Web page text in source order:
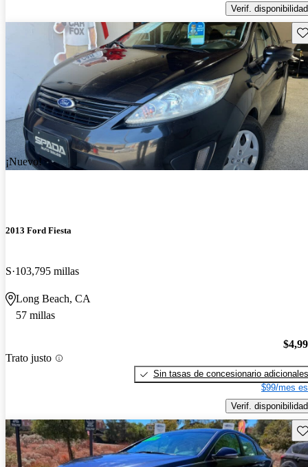
Verif. disponibilidad
¡Nuevo!
2013 Ford Fiesta
S 103,795 millas
Long Beach, CA
57 millas
Trato justo
Sin tasas de concesionario adicionales
$99/mes
Verif. disponibilidad